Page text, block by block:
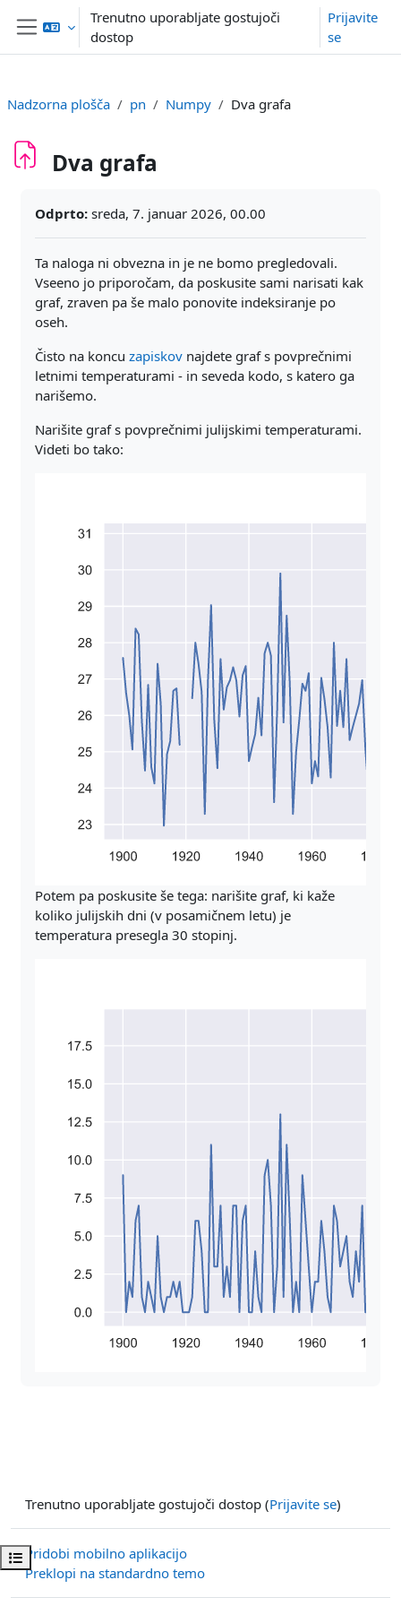
Preskoči na glavno vsebino
Stransko polje
Trenutno uporabljate gostujoči
dostop
Prijavite
se
Odpri kazalo predmeta
Nadzorna plošča pn Numpy Dva grafa
Dva grafa
Odprto: sreda, 7. januar 2026, 00.00
Ta naloga ni obvezna in je ne bomo pregledovali.
Vseeno jo priporočam, da poskusite sami narisati kak
graf, zraven pa še malo ponovite indeksiranje po
oseh.
Čisto na koncu zapiskov najdete graf s povprečnimi
letnimi temperaturami - in seveda kodo, s katero ga
narišemo.
Narišite graf s povprečnimi julijskimi temperaturami.
Videti bo tako:
Potem pa poskusite še tega: narišite graf, ki kaže
koliko julijskih dni (v posamičnem letu) je
temperatura presegla 30 stopinj.
Trenutno uporabljate gostujoči dostop (Prijavite se)
Pridobi mobilno aplikacijo
Preklopi na standardno temo